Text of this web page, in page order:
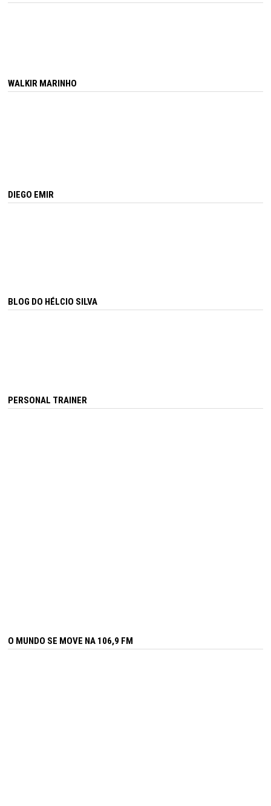
WALKIR MARINHO
DIEGO EMIR
BLOG DO HÉLCIO SILVA
PERSONAL TRAINER
O MUNDO SE MOVE NA 106,9 FM